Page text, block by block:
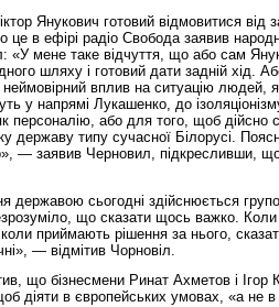
Янукович готовий відмовитися від
це в ефірі радіо Свобода заявив
«У мене таке відчуття, що або сам
шляху і готовий дати задній хід.
вплив на ситуацію людей,
у напрямі Лукашенко, до
персоналію, або для того, щоб дійсно
державу типу сучасної Білорусі.
— заявив Черновил, підкресливши,
державою сьогодні здій­снюється
що сказати щось важко.
приймають рішення за нього,
— відмітив Чорновіл.
що бізнесмени Ринат Ахметов і Ігор
діяти в європейських умовах, «а не